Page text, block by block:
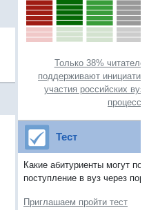
Только 38%
поддерживают
участия российских
процессе
Тест
Какие абитуриенты могут
поступление в вуз через
Приглашаем пройти тест